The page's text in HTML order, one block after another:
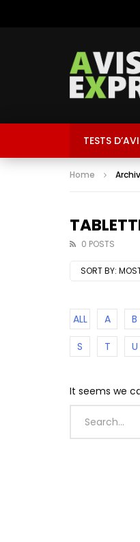
TESTS
Home
0 POSTS
SORT BY:
ALL A B
S
T U
It seems we